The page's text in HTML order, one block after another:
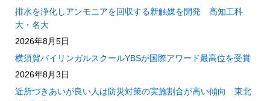
排水を浄化しアンモニアを回収する新触媒を開発 高知工科
大・名大
2026年8月5日
横須賀バイリンガルスクールYBSが国際アワード最高位を受賞
2026年8月3日
近所づきあいが良い人は防災対策の実施割合が高い傾向 東北